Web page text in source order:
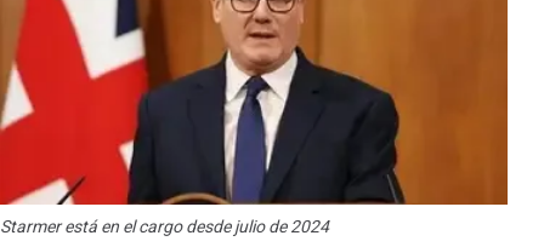
Starmer está en el cargo desde julio de 2024